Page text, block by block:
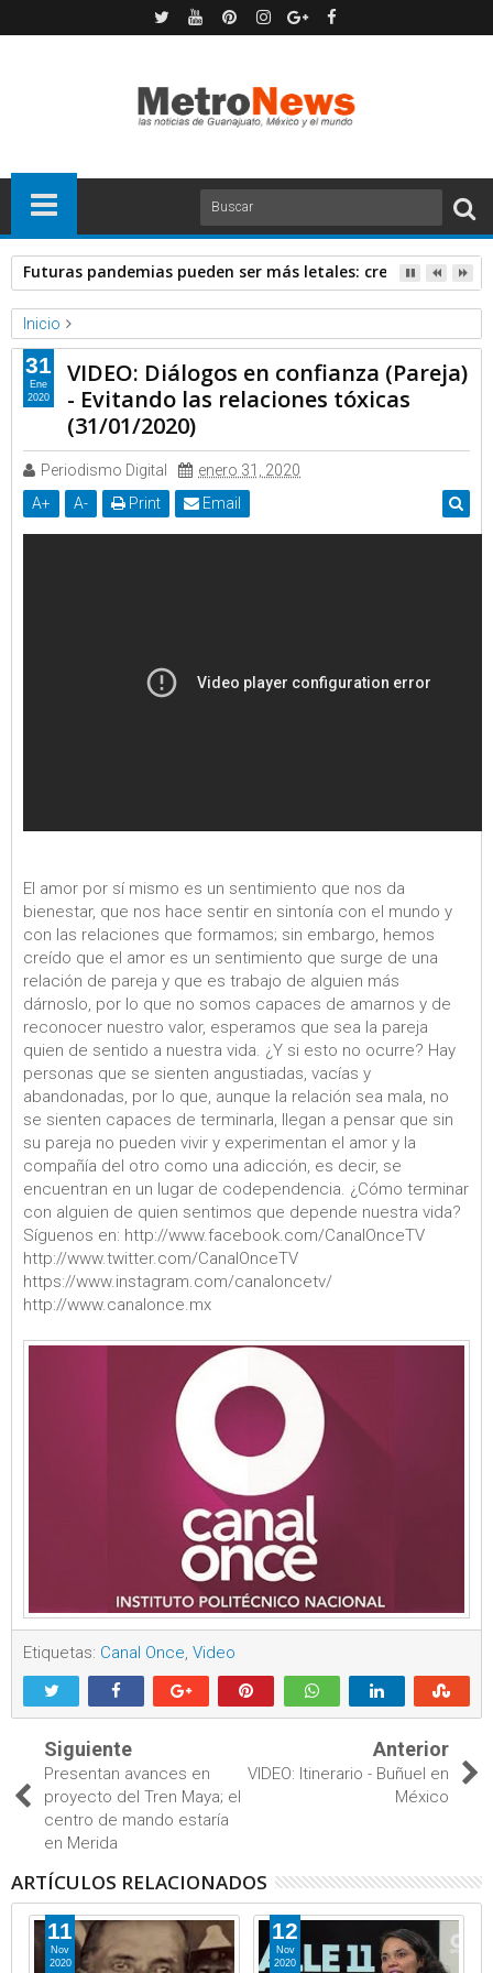
Futuras pandemias pueden ser más letales: creadora de
Inicio
Canal Once
Video
VIDEO: Diálogos en confianza (Pareja) - Evitando las relaciones
tóxicas (31/01/2020)
VIDEO: Diálogos en confianza (Pareja)
- Evitando las relaciones tóxicas
(31/01/2020)
Periodismo Digital
enero 31, 2020
A+ A- Print Email
El amor por sí mismo es un sentimiento que nos da
bienestar, que nos hace sentir en sintonía con el mundo y
con las relaciones que formamos; sin embargo, hemos
creído que el amor es un sentimiento que surge de una
relación de pareja y que es trabajo de alguien más
dárnoslo, por lo que no somos capaces de amarnos y de
reconocer nuestro valor, esperamos que sea la pareja
quien de sentido a nuestra vida. ¿Y si esto no ocurre? Hay
personas que se sienten angustiadas, vacías y
abandonadas, por lo que, aunque la relación sea mala, no
se sienten capaces de terminarla, llegan a pensar que sin
su pareja no pueden vivir y experimentan el amor y la
compañía del otro como una adicción, es decir, se
encuentran en un lugar de codependencia. ¿Cómo terminar
con alguien de quien sentimos que depende nuestra vida?
Síguenos en: http://www.facebook.com/CanalOnceTV
http://www.twitter.com/CanalOnceTV
https://www.instagram.com/canaloncetv/
http://www.canalonce.mx
Etiquetas: Canal Once, Video
31
Ene
2020
Siguiente
Presentan avances en
proyecto del Tren Maya; el
centro de mando estaría
en Merida
Anterior
VIDEO: Itinerario - Buñuel en
México
ARTÍCULOS RELACIONADOS
11
Nov
2020
12
Nov
2020